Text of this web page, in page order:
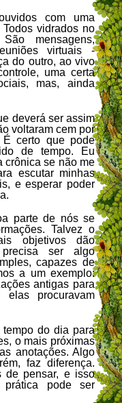
com uma
vidrados no
mensagens,
virtuais -
do outro, ao vivo
uma certa
mas, ainda
deverá ser assim
voltaram cem por
certo que pode
de tempo. Eu
crônica se não me
escutar minhas
e esperar poder
parte de nós se
Talvez o
objetivos dão
ser algo
capazes de
a um exemplo:
antigas para
procuravam
tempo do dia para
o mais próximas
anotações. Algo
faz diferença.
de pensar, e isso
pode ser